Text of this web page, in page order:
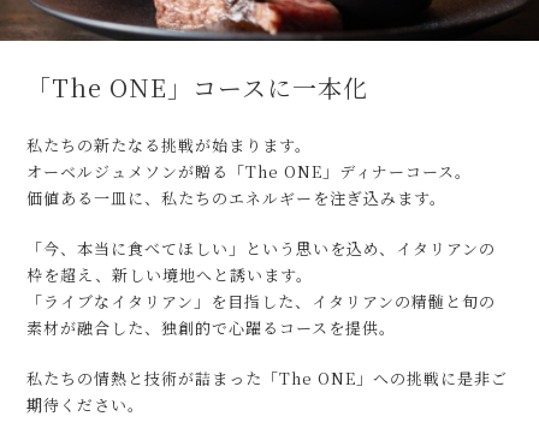
「The ONE」コースに一本化
私たちの新たなる挑戦が始まります。
オーベルジュメソンが贈る「The ONE」ディナーコース。
価値ある一皿に、私たちのエネルギーを注ぎ込みます。
「今、本当に食べてほしい」という思いを込め、イタリアンの
枠を超え、新しい境地へと誘います。
「ライブなイタリアン」を目指した、イタリアンの精髄と旬の
素材が融合した、独創的で心躍るコースを提供。
私たちの情熱と技術が詰まった「The ONE」への挑戦に是非ご
期待ください。